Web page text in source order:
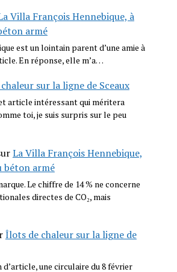
Villa François Hennebique, à
armé
est un lointain parent d’une amie à
En réponse, elle m’a…
sur la ligne de Sceaux
article intéressant qui méritera
toi, je suis surpris sur le peu
La Villa François Hennebique,
béton armé
Le chiffre de 14 % ne concerne
directes de CO₂, mais
Îlots de chaleur sur la ligne de
d’article, une circulaire du 8 février